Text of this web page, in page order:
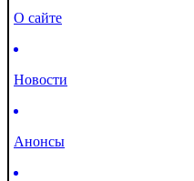
О сайте
Новости
Анонсы